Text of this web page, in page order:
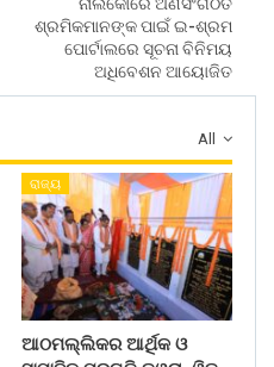
ଶ୍ରମିକମାନଙ୍କ ପାଇଁ ଇ-ଶ୍ରମ
ପୋର୍ଟାଲରେ ସୂଚନା ବିନିମୟ
ଅଧିବେଶନ ଆୟୋଜିତ
All
ରାଜ୍ୟ
ଆଠମଲ୍ଲିକର ଆର୍ଥିକ ଓ